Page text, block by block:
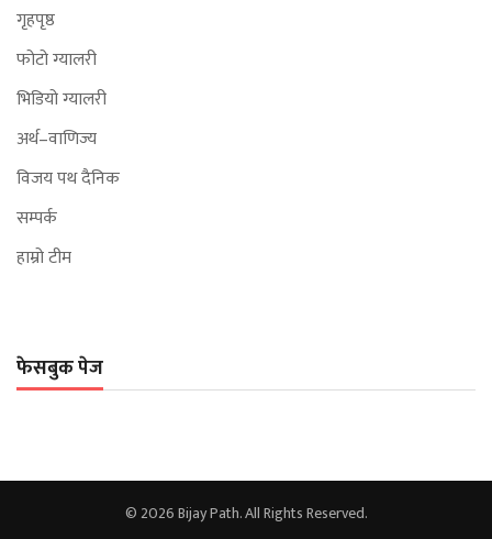
गृहपृष्ठ
फोटो ग्यालरी
भिडियो ग्यालरी
अर्थ–वाणिज्य
विजय पथ दैनिक
सम्पर्क
हाम्रो टीम
फेसबुक पेज
© 2026 Bijay Path. All Rights Reserved.